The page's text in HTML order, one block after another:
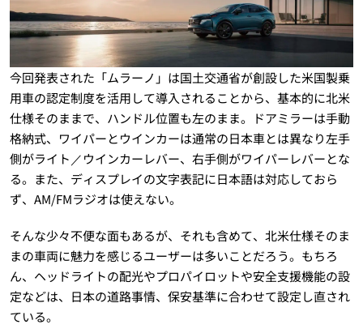
今回発表された「ムラーノ」は国土交通省が創設した米国製乗
用車の認定制度を活用して導入されることから、基本的に北米
仕様そのままで、ハンドル位置も左のまま。ドアミラーは手動
格納式、ワイパーとウインカーは通常の日本車とは異なり左手
側がライト／ウインカーレバー、右手側がワイパーレバーとな
る。また、ディスプレイの文字表記に日本語は対応しておら
ず、AM/FMラジオは使えない。
そんな少々不便な面もあるが、それも含めて、北米仕様そのま
まの車両に魅力を感じるユーザーは多いことだろう。もちろ
ん、ヘッドライトの配光やプロパイロットや安全支援機能の設
定などは、日本の道路事情、保安基準に合わせて設定し直され
ている。